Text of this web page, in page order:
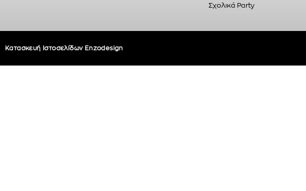
Σχολικά Party
Κατασκευή Ιστοσελίδων Enzodesign